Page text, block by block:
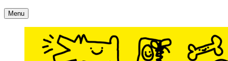
Accueil
Menu Contact